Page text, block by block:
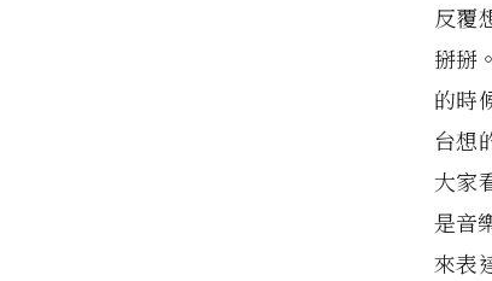
反覆
掰掰
的時
台想
大家
是音
來表